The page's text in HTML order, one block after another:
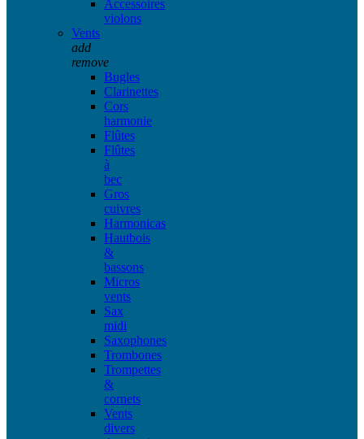
Accessoires
violons
Vents
add
remove
Bugles
Clarinettes
Cors
harmonie
Flûtes
Flûtes
à
bec
Gros
cuivres
Harmonicas
Hautbois
&
bassons
Micros
vents
Sax
midi
Saxophones
Trombones
Trompettes
&
cornets
Vents
divers